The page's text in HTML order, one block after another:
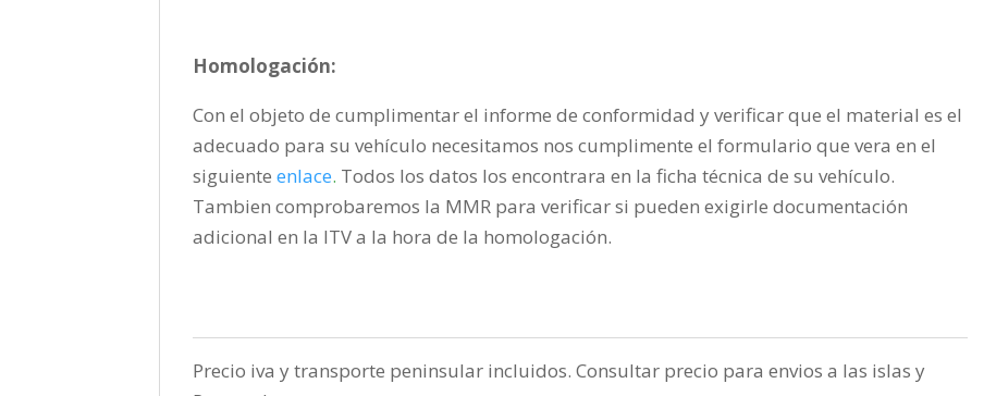
Homologación:
Con el objeto de cumplimentar el informe de conformidad y verificar que el material es el
adecuado para su vehículo necesitamos nos cumplimente el formulario que vera en el
siguienteenlace. Todos los datos los encontrara en la ficha técnica de su vehículo.
Tambien comprobaremos la MMR para verificar si pueden exigirle documentación
adicional en la ITV a la hora de la homologación.
Precio iva y transporte peninsular incluidos. Consultar precio para envios a las islas y